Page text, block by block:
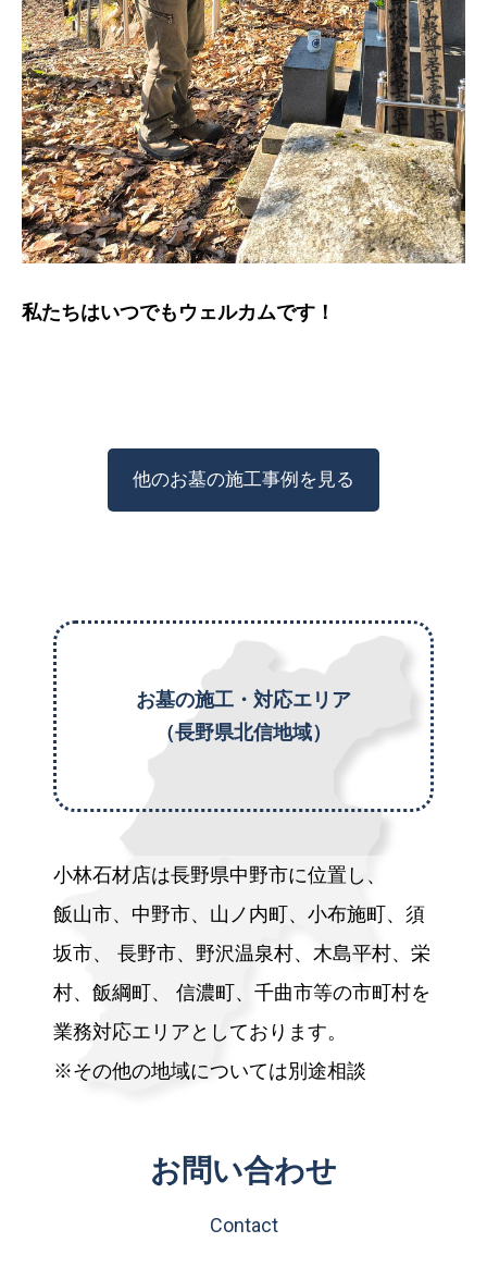
私たちはいつでもウェルカムです！
他のお墓の施工事例を見る
お墓の施工・対応エリア
（長野県北信地域）
小林石材店は長野県中野市に位置し、
飯山市、中野市、山ノ内町、小布施町、須
坂市、
長野市、野沢温泉村、木島平村、栄
村、飯綱町、
信濃町、千曲市等の市町村を
業務対応エリアとしております。
※その他の地域については別途相談
お問い合わせ
Contact